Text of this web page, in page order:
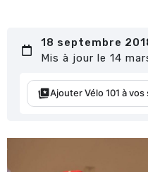
18 septembre
Mis à jour le 14
Ajouter Vélo 101 à